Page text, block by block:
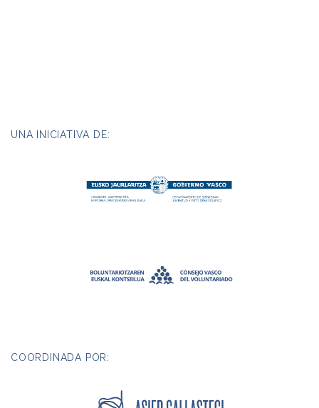
UNA INICIATIVA DE:
COORDINADA POR: